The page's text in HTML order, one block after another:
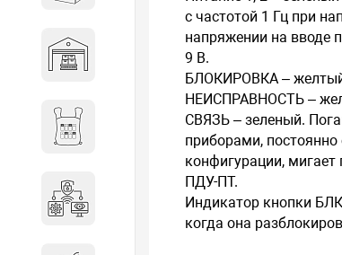
Складское оборудование
Снаряжение и экипировка
Специальная техника
с частотой 1 Гц при
напряжении на вводе
9 В.
БЛОКИРОВКА –
НЕИСПРАВНОСТЬ –
СВЯЗЬ – зеленый.
приборами,
конфигурации,
ПДУ-ПТ.
Индикатор кнопки
когда она